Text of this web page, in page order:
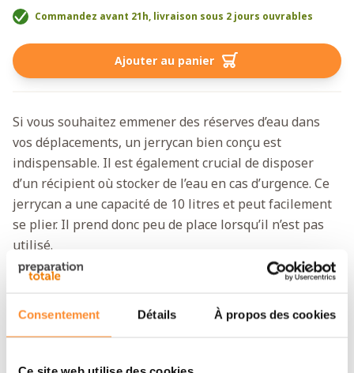
Consentement Détails À propos des cookies
Commandez avant 21h, livraison sous 2 jours ouvrables
Ajouter au panier
Si vous souhaitez emmener des réserves d’eau dans
vos déplacements, un jerrycan bien conçu est
indispensable. Il est également crucial de disposer
d’un récipient où stocker de l’eau en cas d’urgence. Ce
jerrycan a une capacité de 10 litres et peut facilement
se plier. Il prend donc peu de place lorsqu’il n’est pas
utilisé.
Pratique et facile à utiliser
Pour être durable, un jerrycan doit être fait de